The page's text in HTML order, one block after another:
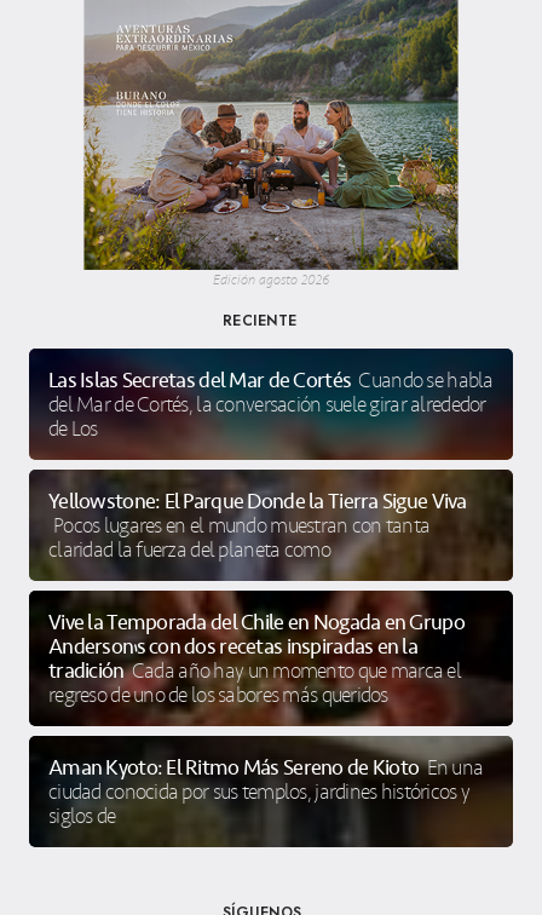
Edición agosto 2026
RECIENTE
Las Islas Secretas del Mar de Cortés Cuando se habla
del Mar de Cortés, la conversación suele girar alrededor
de Los
Yellowstone: El Parque Donde la Tierra Sigue Viva
Pocos lugares en el mundo muestran con tanta
claridad la fuerza del planeta como
Vive la Temporada del Chile en Nogada en Grupo
Anderson’s con dos recetas inspiradas en la
tradición Cada año hay un momento que marca el
regreso de uno de los sabores más queridos
Aman Kyoto: El Ritmo Más Sereno de Kioto En una
ciudad conocida por sus templos, jardines históricos y
siglos de